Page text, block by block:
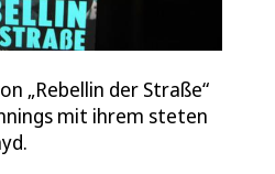
„Rebellin der Straße“
mit ihrem steten